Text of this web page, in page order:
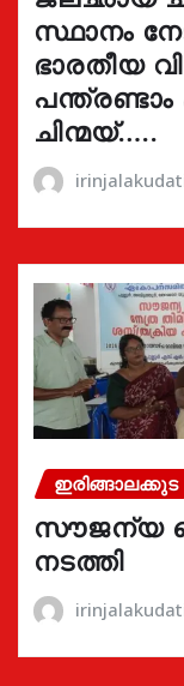
സ്ഥാനം
ഭാരതീയ
ചിന്മയ്…..
ഇരിങ്ങാലക്കുട
സൗജന്യ
നടത്തി